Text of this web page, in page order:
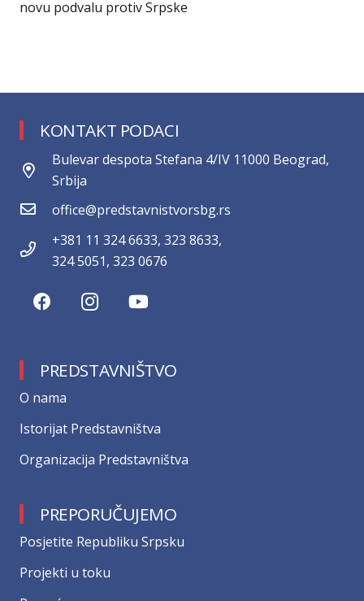
novu podvalu protiv Srpske
KONTAKT PODACI
Bulevar despota Stefana 4/IV 11000 Beograd,
Srbija
office@predstavnistvorsbg.rs
+381 11 324 6633, 323 8633,
324 5051, 323 0676
PREDSTAVNIŠTVO
О nama
Istorijat Predstavništva
Organizacija Predstavništva
PREPORUČUJEMO
Posjetite Republiku Srpsku
Projekti u toku